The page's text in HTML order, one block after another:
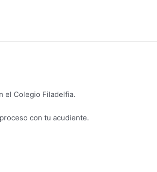
el Colegio Filadelfia.
con tu acudiente.